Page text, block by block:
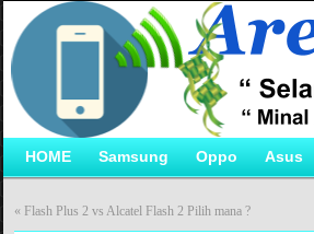
HOME Samsung Oppo Asus
« Flash Plus 2 vs Alcatel Flash 2 Pilih mana ?